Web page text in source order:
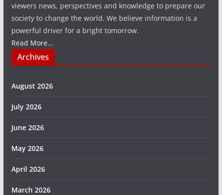
viewers news, perspectives and knowledge to prepare our
society to change the world. We believe information is a
powerful driver for a bright tomorrow.
Read More...
Archives
August 2026
July 2026
June 2026
May 2026
April 2026
March 2026